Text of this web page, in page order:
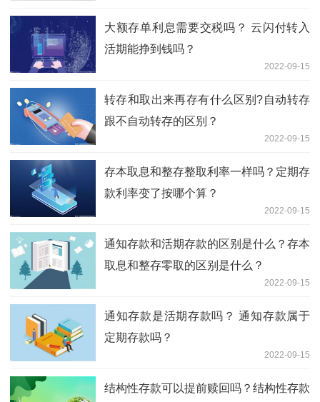
大额存单利息需要交税吗？ 云闪付转入
活期能挣到钱吗？
2022-09-15
转存和取出来再存有什么区别?自动转存
跟不自动转存的区别？
2022-09-15
存本取息和整存整取利率一样吗？定期存
款利率变了按哪个算？
2022-09-15
通知存款和活期存款的区别是什么？存本
取息和整存零取的区别是什么？
2022-09-15
通知存款是活期存款吗？ 通知存款属于
定期存款吗？
2022-09-15
结构性存款可以提前赎回吗？结构性存款